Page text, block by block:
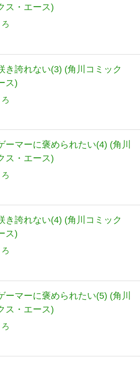
ス・エース)
き誇れない(3) (角川コミック
ス)
ーマーに褒められたい(4) (角川
ス・エース)
き誇れない(4) (角川コミック
ス)
ーマーに褒められたい(5) (角川
ス・エース)